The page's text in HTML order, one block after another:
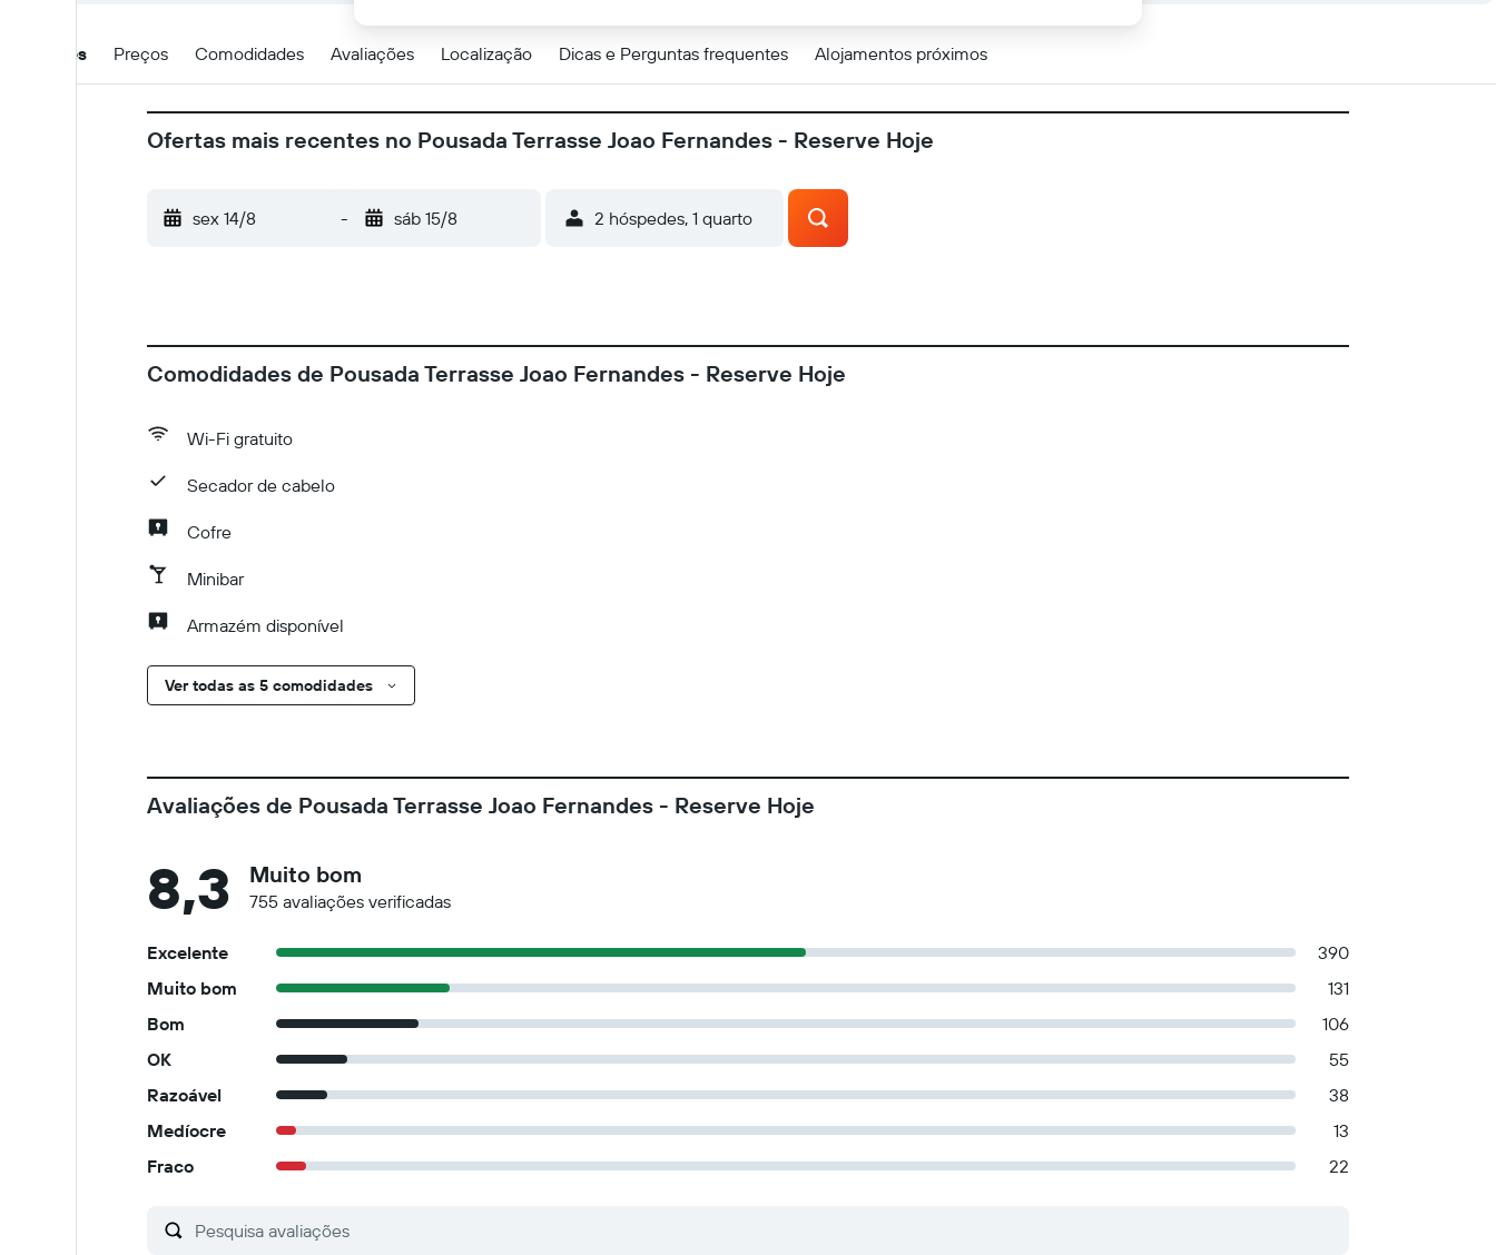
Detalhes Preços Comodidades Avaliações Localização Dicas e Perguntas frequentes Alojamentos próximos
Ofertas mais recentes no Pousada Terrasse Joao Fernandes - Reserve Hoje
sex 14/8 - sáb 15/8 2 hóspedes, 1 quarto
Comodidades de Pousada Terrasse Joao Fernandes - Reserve Hoje
Wi-Fi gratuito
Secador de cabelo
Cofre
Minibar
Armazém disponível
Ver todas as 5 comodidades
Avaliações de Pousada Terrasse Joao Fernandes - Reserve Hoje
8,3 Muito bom
755 avaliações verificadas
Excelente
390
Muito bom
131
Bom
106
OK
55
Razoável
38
Medíocre
13
Fraco
22